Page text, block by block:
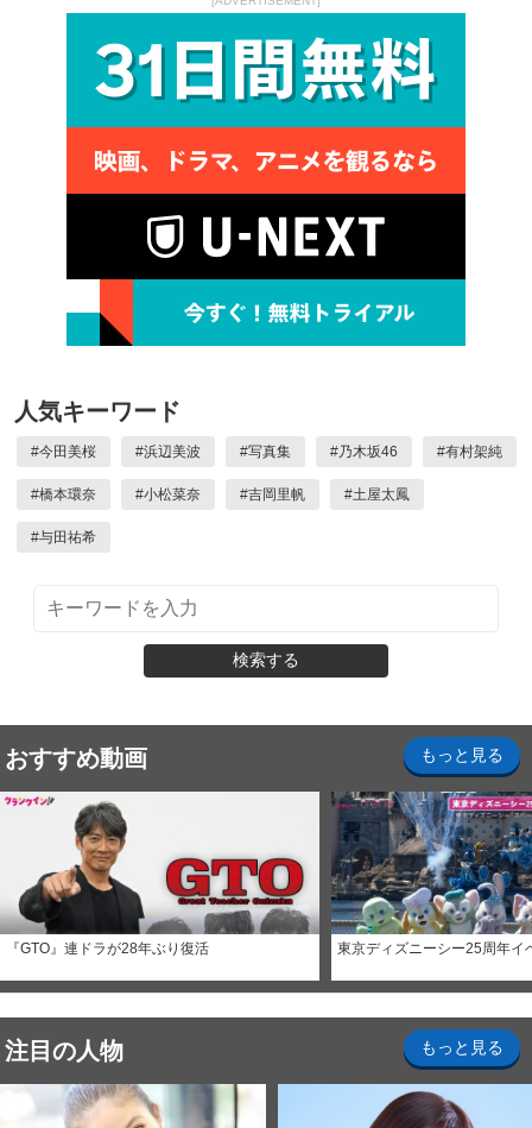
人気キーワード
#今田美桜 #浜辺美波 #写真集 #乃木坂46 #有村架純
#橋本環奈 #小松菜奈 #吉岡里帆 #土屋太鳳
#与田祐希
検索する
おすすめ動画 もっと見る
『GTO』連ドラが28年ぶり復活 東京ディズニーシー25周年イ
注目の人物 もっと見る